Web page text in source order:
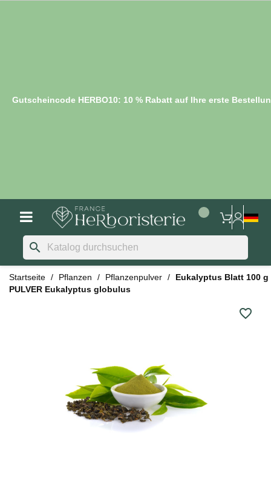
Gutscheincode HERBO10: 10 % Rabatt auf Ihre erste
search
Startseite Pflanzen Pflanzenpulver
Eukalyptus Blatt 100 g
PULVER Eukalyptus globulus
favorite_border